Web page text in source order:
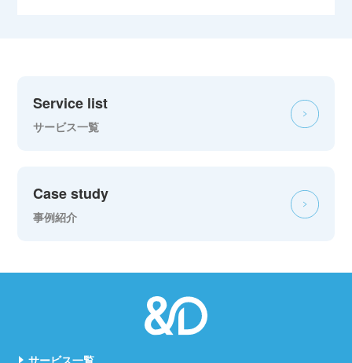
Service list
サービス一覧
Case study
事例紹介
サービス一覧